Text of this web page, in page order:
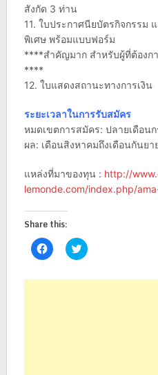
สังกัด 3 ท่าน
11. ใบประกาศนียบัตรกิจกรรม
พิเศษ พร้อมแบบฟอร์ม
****สำคัญมาก สำหรับผู้ที่ต้องก
****
12. ใบแสดงสถานะทางการเงิน
ระยะเวลาในการรับสมัคร
หมดเขตการสมัคร: ปลา
ผล: เดือนสิงหาคมถึงเดือนกันยา
แหล่งที่มาของทุน : http://
lemonde.com/index.php/
Share this:
Click
to
Facebook
Click
to
Twitter